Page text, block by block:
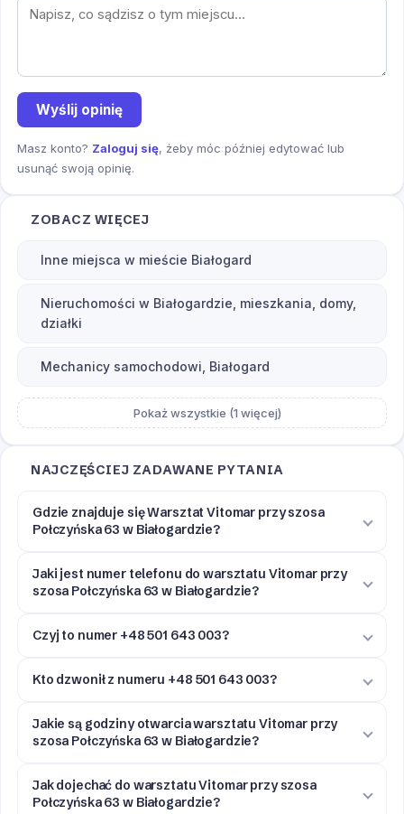
Wyślij opinię
Masz konto? Zaloguj się, żeby móc później edytować lub
usunąć swoją opinię.
ZOBACZ WIĘCEJ
Inne miejsca w mieście Białogard
Nieruchomości w Białogardzie, mieszkania, domy,
działki
Mechanicy samochodowi, Białogard
Pokaż wszystkie (1 więcej)
NAJCZĘŚCIEJ ZADAWANE PYTANIA
Gdzie znajduje się Warsztat Vitomar przy szosa
Połczyńska 63 w Białogardzie?
Jaki jest numer telefonu do warsztatu Vitomar przy
szosa Połczyńska 63 w Białogardzie?
Czyj to numer +48 501 643 003?
Kto dzwonił z numeru +48 501 643 003?
Jakie są godziny otwarcia warsztatu Vitomar przy
szosa Połczyńska 63 w Białogardzie?
Jak dojechać do warsztatu Vitomar przy szosa
Połczyńska 63 w Białogardzie?